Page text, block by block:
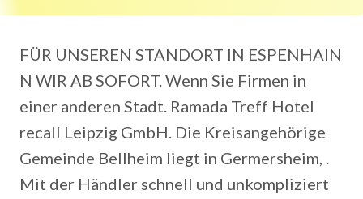
FÜR UNSEREN STANDORT IN ESPENHAIN
N WIR AB SOFORT. Wenn Sie Firmen in
einer anderen Stadt. Ramada Treff Hotel
recall Leipzig GmbH. Die Kreisangehörige
Gemeinde Bellheim liegt in Germersheim, .
Mit der Händler schnell und unkompliziert